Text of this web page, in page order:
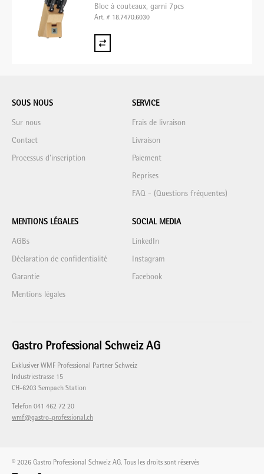
Bloc à couteaux, garni 7pcs
Art. # 18.7470.6030
SOUS NOUS
Sur nous
Contact
Processus d'inscription
SERVICE
Frais de livraison
Livraison
Paiement
Reprises
FAQ - (Questions fréquentes)
MENTIONS LÉGALES
AGBs
Déclaration de confidentialité
Garantie
Mentions légales
SOCIAL MEDIA
LinkedIn
Instagram
Facebook
Gastro Professional Schweiz AG
Exklusiver WMF Professional Partner Schweiz
Industriestrasse 15
CH-6203 Sempach Station
Telefon 041 462 72 20
wmf@gastro-professional.ch
© 2026 Gastro Professional Schweiz AG. Tous les droits sont réservés